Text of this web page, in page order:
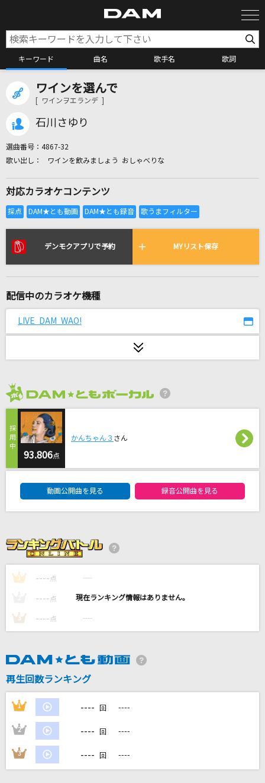
キーワード 曲名 歌手名 歌詞
カラオケ検索
全国りれき
リアルタイムで歌われている曲の一覧
風をあつめて
感電(ビデオクリップバージョン)
平井堅
PIECE OF MY WISH
Good Life
清水翔太
[オリカラ]DAN DAN 心魅かれてく 1996/10/25
渋谷公会堂
[生音]幸せ
back number
TENSONG
Mrs. GREEN APPLE
もっと見る
ワインを選んで
[ ワインヲエランデ ]
石川さゆり
選曲番号： 4867-32
ワインを飲みましょう おしゃべりな
対応カラオケコンテンツ
デンモクアプリで予約 MYリスト保存
配信中のカラオケ機種
LIVE DAM WAO!
93.806点
かんちゃん３ さん
動画公開曲を見る 録音公開曲を見る
1 ---- 点 ----
---- 点 ----
3 ---- 点 ----
再生回数ランキング
1 ---- 回 ----
2 ---- 回 ----
3 ---- 回 ----